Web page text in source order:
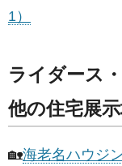
1）
ライダース
他の住宅展示
🏡海老名ハウジ